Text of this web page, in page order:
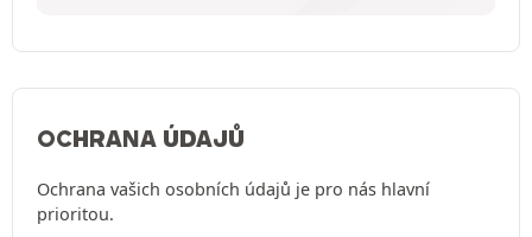
OCHRANA ÚDAJŮ
Ochrana vašich osobních údajů je pro nás hlavní
prioritou.